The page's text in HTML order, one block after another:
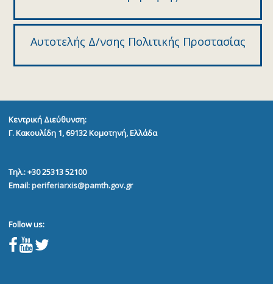
Αυτοτελής Δ/νσης Πολιτικής Προστασίας
Κεντρική Διεύθυνση:
Γ. Κακουλίδη 1, 69132Κομοτηνή, Ελλάδα
Τηλ.: +30 25313 52100
Email:periferiarxis@pamth.gov.gr
Follow us: